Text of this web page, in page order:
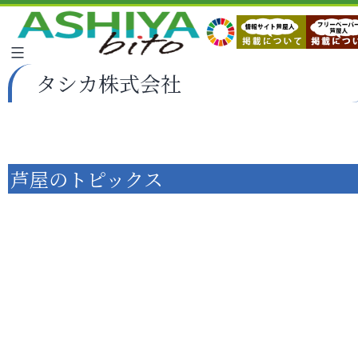
タシカ株式会社
芦屋のトピックス